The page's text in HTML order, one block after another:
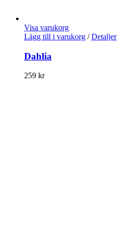
Visa varukorg
Lägg till i varukorg / Detaljer
Dahlia
259 kr